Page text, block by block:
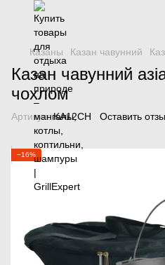
Казаны Казан чавунний
Казан чавунний
чохлом
Артикул:KA12CH Оставить
−16%